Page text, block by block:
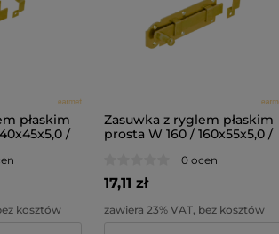
płaskim
/
kosztów
Zasuwka z ryglem płaskim
prosta W 160 / 160x55x5,0 /
0 ocen
17,11 zł
zawiera 23% VAT, bez kosztów
dostawy